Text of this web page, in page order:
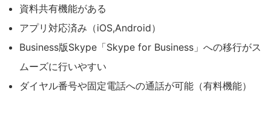
資料共有機能がある
アプリ対応済み（iOS,Android）
Business版Skype「Skype for Business」への移行がス
ムーズに行いやすい
ダイヤル番号や固定電話への通話が可能（有料機能）